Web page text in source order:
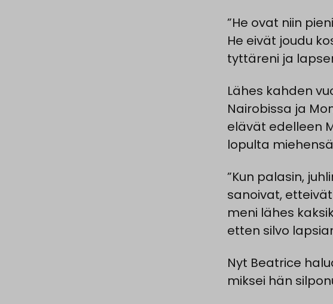
”He ovat niin
He eivät joudu
tyttäreni ja
Lähes kahden
Nairobissa ja
elävät edelleen
lopulta
”Kun palasin,
sanoivat,
meni lähes
etten silvo
Nyt Beatrice
miksei hän